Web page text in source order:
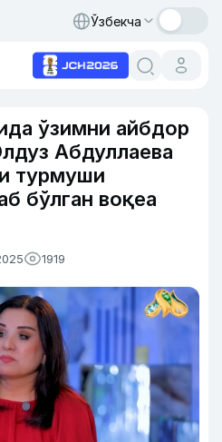
Ўзбекча
ўзимни айбдор
Абдуллаева
турмуши
бўлган воқеа
1919